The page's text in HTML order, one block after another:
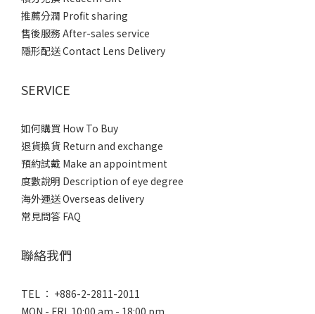
推薦分潤 Profit sharing
售後服務 After-sales service
隱形配送 Contact Lens Delivery
SERVICE
如何購買 How To Buy
退貨換貨 Return and exchange
預約試戴 Make an appointment
度數說明 Description of eye degree
海外運送 Overseas delivery
常見問答 FAQ
聯絡我們
TEL ： +886-2-2811-2011
MON - FRI 10:00 am - 18:00 pm